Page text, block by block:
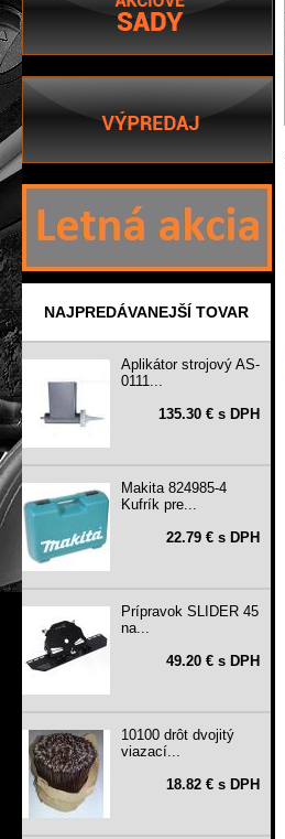
NAJPREDÁVANEJŠÍ TOVAR
Aplikátor strojový AS-
0111...
135.30 € s DPH
Makita 824985-4
Kufrík pre...
22.79 € s DPH
Prípravok SLIDER 45
na...
49.20 € s DPH
10100 drôt dvojitý
viazací...
18.82 € s DPH